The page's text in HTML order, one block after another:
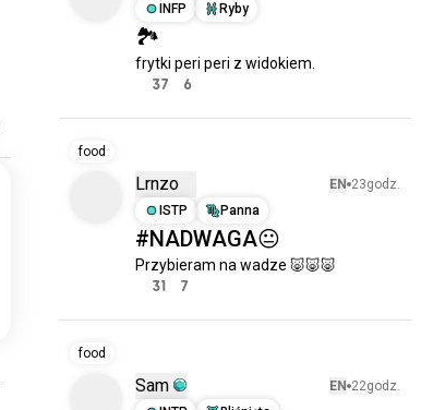
INFP
Ryby
🏞️
frytki peri peri z widokiem.
37 6
food
Lrnzo EN 23godz.
ISTP
Panna
#NADWAGA😐
Przybieram na wadze 🐷🐷🐷
31 7
food
Sam EN 22godz.